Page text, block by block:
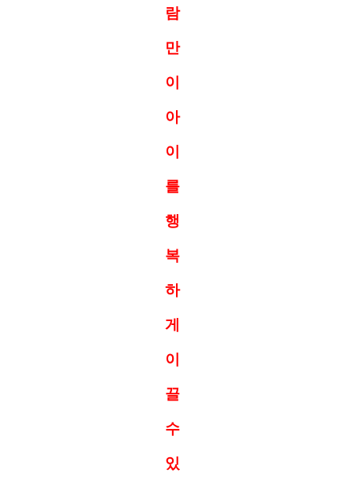
람
만
이
아
이
를
행
복
하
게
이
끌
수
있